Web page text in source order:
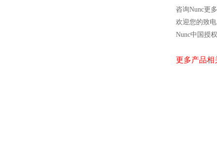
咨询Nunc更
欢迎您的
Nunc中国授
更多产品相